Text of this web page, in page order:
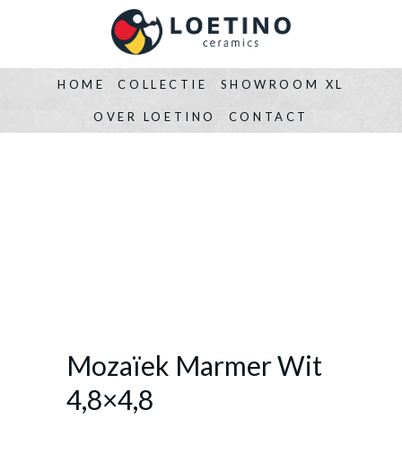
HOME COLLECTIE SHOWROOM XL
OVER LOETINO CONTACT
Mozaïek Marmer Wit
4,8×4,8